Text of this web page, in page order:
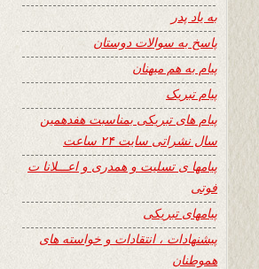
به یاد پدر
پاسخ به سوالات دوستان
پیام به هم میهنان
پیام تبریک
پیام های تبریکی بمناسبت هفدهمین
سال نشراتی سایت ۲۴ ساعت
پیامها ی تسلیت و همدری و اعـــلانا ت
فوتی
پیامهای تبریکی
پیشنهادات ، انتقادات و خواسته های
هموطنان